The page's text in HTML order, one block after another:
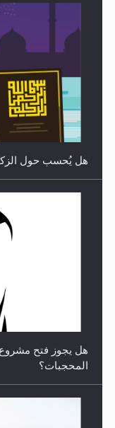
**الحصن الحصين
متطلَّبات التّحريك
هل يجوز فتح مشروع
المحجبات؟
فتوى أمير
الأنابيب وتحديد